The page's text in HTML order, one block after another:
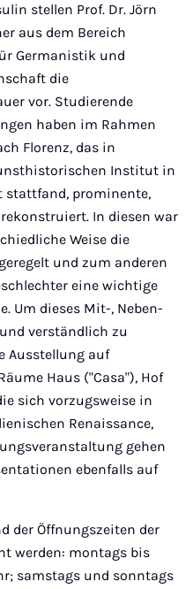
stellen Prof. Dr. Jörn
aus dem Bereich
Germanistik und
die
vor. Studierende
haben im Rahmen
Florenz, das in
Institut in
stattfand, prominente,
In diesen war
Weise die
und zum anderen
eine wichtige
Um dieses Mit-, Neben-
verständlich zu
Ausstellung auf
Haus ("Casa"), Hof
sich vorzugsweise in
Renaissance,
gehen
ebenfalls auf
der Öffnungszeiten der
werden: montags bis
samstags und sonntags